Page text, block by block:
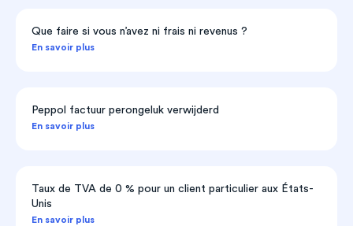
Que faire si vous n’avez ni frais ni revenus ?
En savoir plus
Peppol factuur perongeluk verwijderd
En savoir plus
Taux de TVA de 0 % pour un client particulier aux États-
Unis
En savoir plus